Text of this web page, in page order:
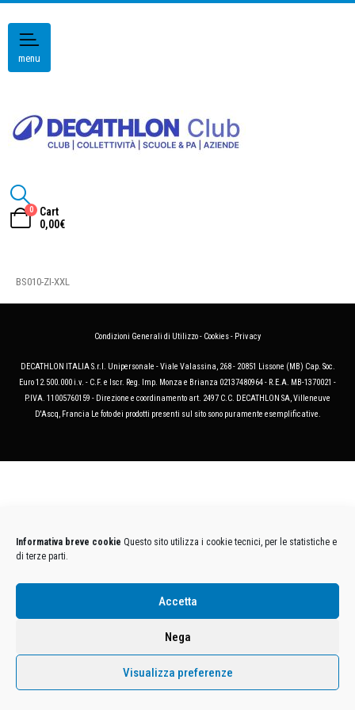
Informativa breve cookie Questo sito utilizza i cookie tecnici, per le statistiche e
di terze parti.
Accetta
Nega
Visualizza preferenze
menu
0
Cart
0,00€
BS010-ZI-XXL
Condizioni Generali di Utilizzo- Cookies- Privacy
DECATHLON ITALIA S.r.l. Unipersonale - Viale Valassina, 268 - 20851 Lissone (MB) Cap. Soc.
Euro 12.500.000 i.v. - C.F. e Iscr. Reg. Imp. Monza e Brianza 02137480964 - R.E.A. MB-1370021 -
P.IVA. 11005760159 - Direzione e coordinamento art. 2497 C.C. DECATHLON SA, Villeneuve
D'Ascq, Francia Le foto dei prodotti presenti sul sito sono puramente esemplificative.